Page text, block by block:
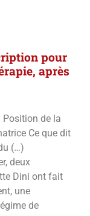
pour
après
Position de la
Ce que dit
(…)
deux
Dini ont fait
une
de